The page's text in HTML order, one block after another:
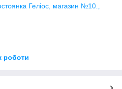
Геліос, магазин №10.,
роботи